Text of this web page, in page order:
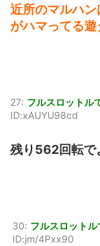
近所のマルハ
がハマってる
27: フルスロットル
ID:xAUYU98cd
残り562回転で
30: フルスロット
ID:jm/4Pxx90